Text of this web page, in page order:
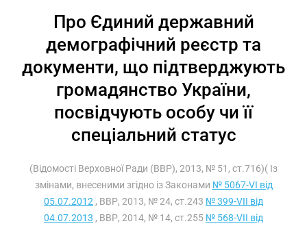
Про Єдиний державний
демографічний реєстр та
документи, що підтверджують
громадянство України,
посвідчують особу чи її
спеціальний статус
(Відомості Верховної Ради (ВВР), 2013, № 51, ст.716)( Із
змінами, внесеними згідно із Законами № 5067-VI від
05.07.2012 , ВВР, 2013, № 24, ст.243 № 399-VII від
04.07.2013 , ВВР, 2014, № 14, ст.255 № 568-VII від